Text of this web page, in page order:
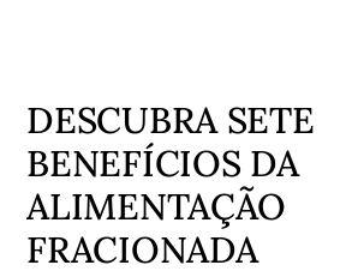
DESCUBRA SETE
BENEFÍCIOS DA
ALIMENTAÇÃO
FRACIONADA